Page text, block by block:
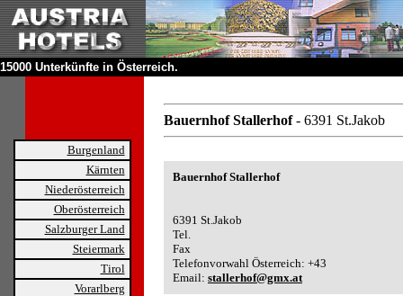
15000 Unterkünfte in Österreich.
Burgenland
Kärnten
Niederösterreich
Oberösterreich
Salzburger Land
Steiermark
Tirol
Vorarlberg
Bauernhof Stallerhof- 6391 St.Jakob
Bauernhof Stallerhof
6391 St.Jakob
Tel.
Fax
Telefonvorwahl Österreich: +43
Email: stallerhof@gmx.at